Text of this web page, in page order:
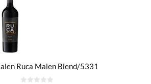
Ruca Malen Blend/5331